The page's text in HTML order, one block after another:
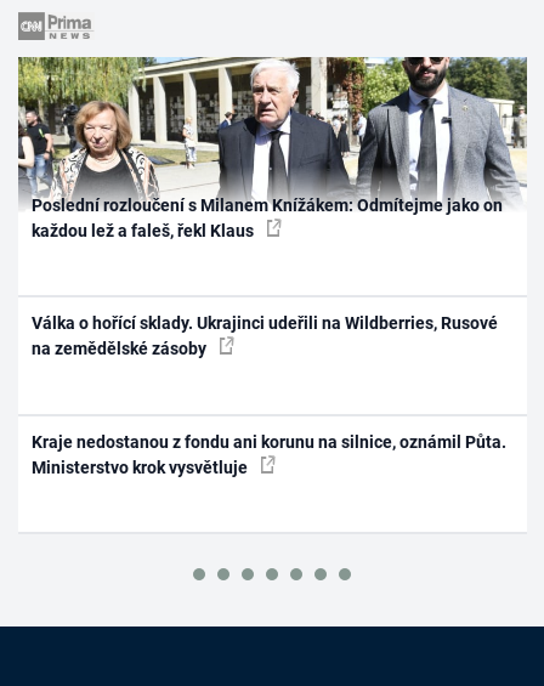
Poslední rozloučení s Milanem Knížákem: Odmítejme jako on
každou lež a faleš, řekl Klaus
Válka o hořící sklady. Ukrajinci udeřili na Wildberries, Rusové
na zemědělské zásoby
Kraje nedostanou z fondu ani korunu na silnice, oznámil Půta.
Ministerstvo krok vysvětluje